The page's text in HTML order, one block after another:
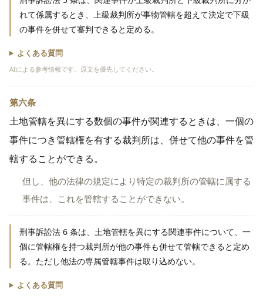
れて係属するとき、上級裁判所が事物管轄を超えて決定で下級
の事件を併せて審判できると定める。
よくある質問
AIによる参考情報です。原文を優先してください。
第六条
土地管轄を異にする数個の事件が関連するときは、一個の
事件につき管轄権を有する裁判所は、併せて他の事件を管
轄することができる。
但し、他の法律の規定により特定の裁判所の管轄に属する
事件は、これを管轄することができない。
刑事訴訟法 6 条は、土地管轄を異にする関連事件について、一
個に管轄権を持つ裁判所が他の事件も併せて管轄できると定め
る。ただし他法の専属管轄事件は取り込めない。
よくある質問